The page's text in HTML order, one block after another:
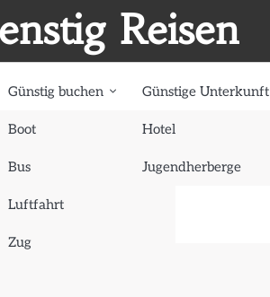
Reisen
Günstig buchen
Boot
Bus
Luftfahrt
Zug
Günstige Unterkunft
Hotel
Jugendherberge